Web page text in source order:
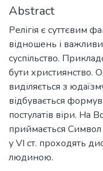
Abstract
Релігія є суттєвим
відношень і
суспільство.
бути християнство.
виділяється з
відбувається
постулатів віри. На
приймається
у VI ст. проходять
людиною.